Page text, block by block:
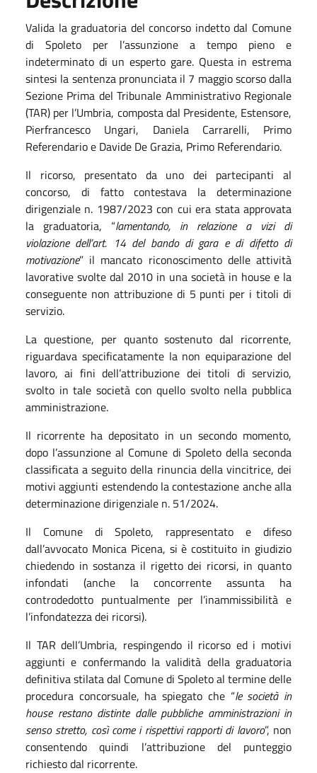
Valida la graduatoria del concorso indetto dal Comune
di Spoleto per l’assunzione a tempo pieno e
indeterminato di un esperto gare. Questa in estrema
sintesi la sentenza pronunciata il 7 maggio scorso dalla
Sezione Prima del Tribunale Amministrativo Regionale
(TAR) per l’Umbria, composta dal Presidente, Estensore,
Pierfrancesco Ungari, Daniela Carrarelli, Primo
Referendario e Davide De Grazia, Primo Referendario.
Il ricorso, presentato da uno dei partecipanti al
concorso, di fatto contestava la determinazione
dirigenziale n. 1987/2023 con cui era stata approvata
la graduatoria, “lamentando, in relazione a vizi di
violazione dell’art. 14 del bando di gara e di difetto di
motivazione” il mancato riconoscimento delle attività
lavorative svolte dal 2010 in una società in house e la
conseguente non attribuzione di 5 punti per i titoli di
servizio.
La questione, per quanto sostenuto dal ricorrente,
riguardava specificatamente la non equiparazione del
lavoro, ai fini dell’attribuzione dei titoli di servizio,
svolto in tale società con quello svolto nella pubblica
amministrazione.
Il ricorrente ha depositato in un secondo momento,
dopo l’assunzione al Comune di Spoleto della seconda
classificata a seguito della rinuncia della vincitrice, dei
motivi aggiunti estendendo la contestazione anche alla
determinazione dirigenziale n. 51/2024.
Il Comune di Spoleto, rappresentato e difeso
dall’avvocato Monica Picena, si è costituito in giudizio
chiedendo in sostanza il rigetto dei ricorsi, in quanto
infondati (anche la concorrente assunta ha
controdedotto puntualmente per l’inammissibilità e
l’infondatezza dei ricorsi).
Il TAR dell’Umbria, respingendo il ricorso ed i motivi
aggiunti e confermando la validità della graduatoria
definitiva stilata dal Comune di Spoleto al termine delle
procedura concorsuale, ha spiegato che “le società in
house restano distinte dalle pubbliche amministrazioni in
senso stretto, così come i rispettivi rapporti di lavoro”, non
consentendo quindi l’attribuzione del punteggio
richiesto dal ricorrente.